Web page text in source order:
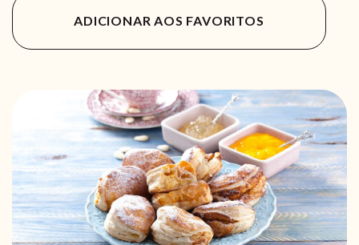
ADICIONAR AOS FAVORITOS